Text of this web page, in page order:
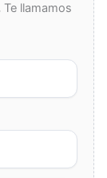
Te llamamos